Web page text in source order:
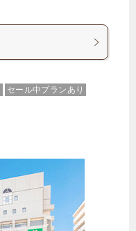
セール中プランあり